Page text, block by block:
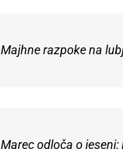
Majhne razpoke na
Marec odloča o